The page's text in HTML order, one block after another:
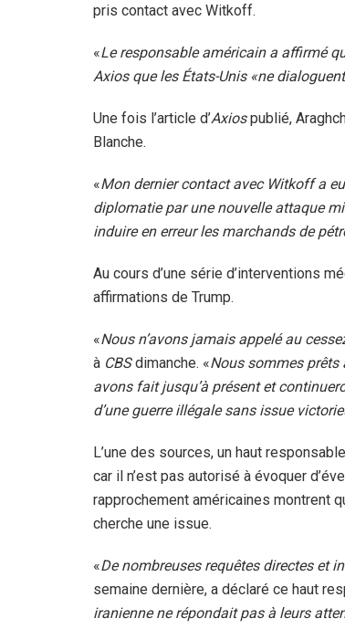
pris contact avec Witkoff.
«Le responsable américain a affirmé
Axios que les États-Unis «ne
Une fois l’article d’Axiospublié,
Blanche.
«Mon dernier contact avec Witkoff a
diplomatie par une nouvelle attaque
induire en erreur les marchands de
Au cours d’une série d’interventions
affirmations de Trump.
«Nous n’avons jamais appelé au
à CBSdimanche. «Nous sommes prêts
avons fait jusqu’à présent et
d’une guerre illégale sans issue
L’une des sources, un haut
car il n’est pas autorisé à évoquer
rapprochement américaines montrent
cherche une issue.
«De nombreuses requêtes directes et
semaine dernière, a déclaré ce haut
iranienne ne répondait pas à leurs